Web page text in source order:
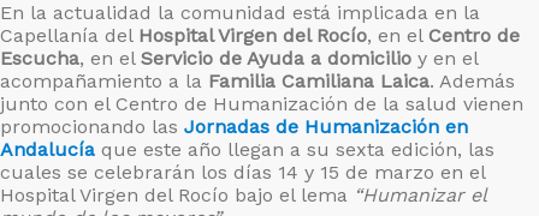
En la actualidad la comunidad está implicada en la
Capellanía del Hospital Virgen del Rocío, en el Centro de
Escucha, en el Servicio de Ayuda a domicilio y en el
acompañamiento a la Familia Camiliana Laica. Además
junto con el Centro de Humanización de la salud vienen
promocionando las Jornadas de Humanización en
Andalucía que este año llegan a su sexta edición, las
cuales se celebrarán los días 14 y 15 de marzo en el
Hospital Virgen del Rocío bajo el lema “Humanizar el